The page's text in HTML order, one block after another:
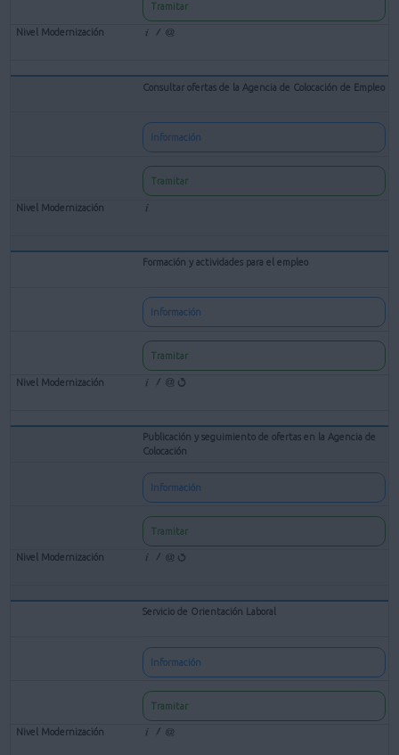
Tramitar
Consultar ofertas de la Agencia de Colocación de Empleo
Información
Tramitar
Formación y actividades para el empleo
Información
Tramitar
Publicación y seguimiento de ofertas en la Agencia de
Colocación
Información
Tramitar
Servicio de Orientación Laboral
Información
Tramitar